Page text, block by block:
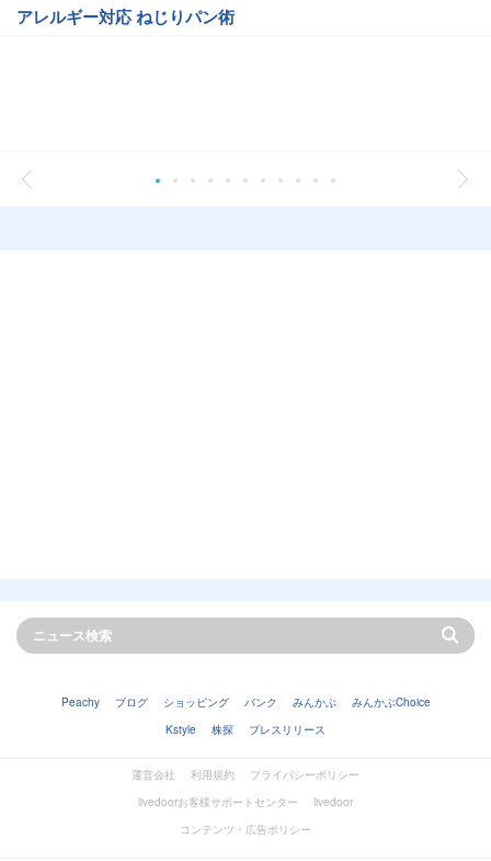
アレルギー対応 ねじりパン術
Peachy ブログ ショッピング バンク みんかぶ
みんかぶChoice
Kstyle
株探 プレスリリース
運営会社 利用規約
プライバシーポリシー
livedoorお客様サポートセンター
livedoor
コンテンツ・広告ポリシー